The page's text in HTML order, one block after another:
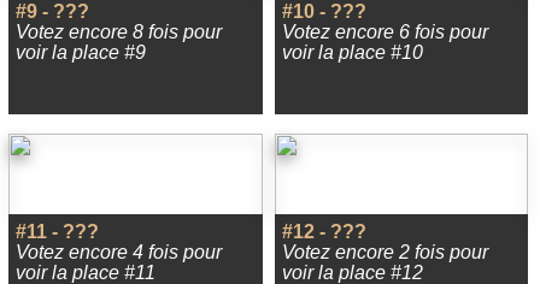
#9 - ???
Votez encore 8 fois pour
voir la place #9
#10 - ???
Votez encore 6 fois pour
voir la place #10
#11 - ???
Votez encore 4 fois pour
voir la place #11
#12 - ???
Votez encore 2 fois pour
voir la place #12